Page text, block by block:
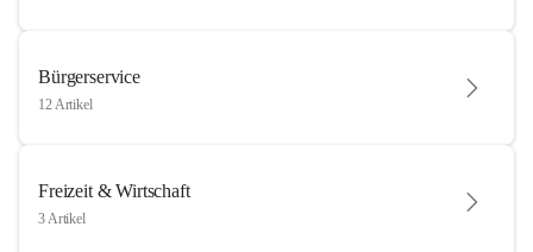
Bürgerservice
12 Artikel
Freizeit & Wirtschaft
3 Artikel